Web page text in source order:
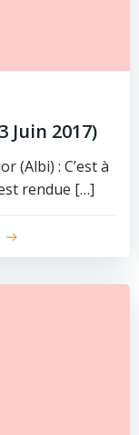
Juin 2017)
(Albi) : C’est à
rendue […]